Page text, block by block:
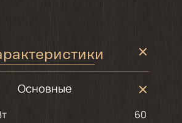
Основные
60